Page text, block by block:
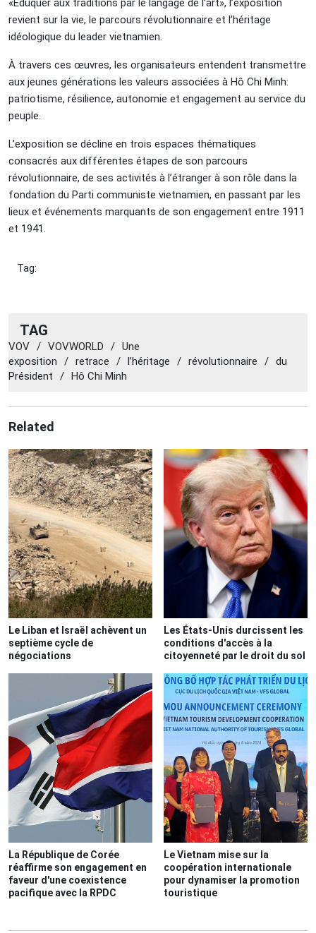
«Éduquer aux traditions par le langage de l’art», l’exposition
revient sur la vie, le parcours révolutionnaire et l’héritage
idéologique du leader vietnamien.
À travers ces œuvres, les organisateurs entendent transmettre
aux jeunes générations les valeurs associées à Hô Chi Minh:
patriotisme, résilience, autonomie et engagement au service du
peuple.
L’exposition se décline en trois espaces thématiques
consacrés aux différentes étapes de son parcours
révolutionnaire, de ses activités à l’étranger à son rôle dans la
fondation du Parti communiste vietnamien, en passant par les
lieux et événements marquants de son engagement entre 1911
et 1941.
Tag:
TAG
VOV / VOVWORLD / Une
exposition
/ retrace / l’héritage / révolutionnaire / du
Président
/ Hô Chi Minh
Related
Le Liban et Israël achèvent un
septième cycle de
négociations
Les États-Unis durcissent les
conditions d'accès à la
citoyenneté par le droit du sol
La République de Corée
réaffirme son engagement en
faveur d'une coexistence
pacifique avec la RPDC
Le Vietnam mise sur la
coopération internationale
pour dynamiser la promotion
touristique